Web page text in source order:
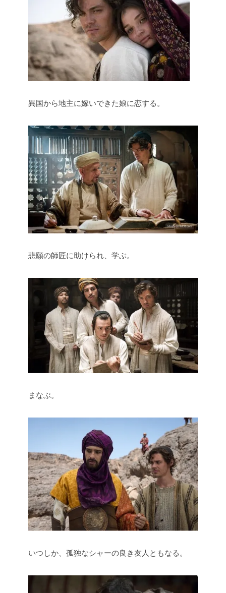
異国から地主に嫁いできた娘に恋する。
悲願の師匠に助けられ、学ぶ。
まなぶ。
いつしか、孤独なシャーの良き友人ともなる。